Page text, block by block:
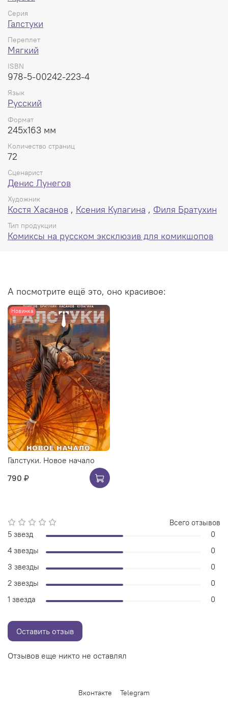
которую наконец пришло время рассказать
полностью…
Серия
Галстуки
Переплет
Мягкий
ISBN
978-5-00242-223-4
Язык
Русский
Формат
245x163 мм
Количество страниц
72
Сценарист
Денис Лунегов
Художник
Костя Хасанов , Ксения Кулагина , Филя Братухин
Тип продукции
Комиксы на русском эксклюзив для комикшопов
А посмотрите ещё это, оно красивое:
Новинка
Галстуки. Новое начало
790 ₽
Отзывов еще никто не оставлял
Всего отзывов
5 звезд
0
4 звезды
0
3 звезды
0
2 звезды
0
1 звезда
0
Оставить отзыв
Вконтакте Telegram